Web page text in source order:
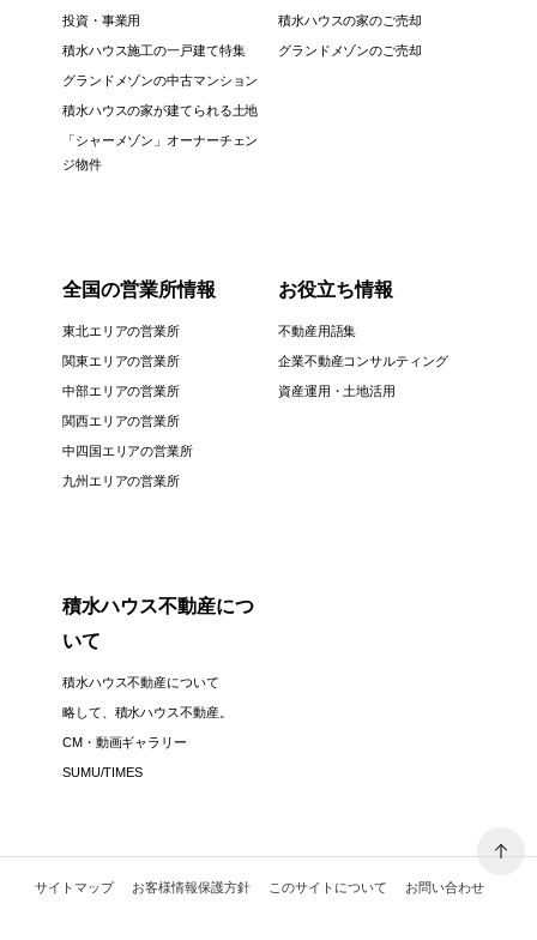
投資・事業用
積水ハウス施工の一戸建て特集
グランドメゾンの中古マンション
積水ハウスの家が建てられる土地
「シャーメゾン」オーナーチェン
ジ物件
積水ハウスの家のご売却
グランドメゾンのご売却
全国の営業所情報
東北エリアの営業所
関東エリアの営業所
中部エリアの営業所
関西エリアの営業所
中四国エリアの営業所
九州エリアの営業所
お役立ち情報
不動産用語集
企業不動産コンサルティング
資産運用・土地活用
積水ハウス不動産につ
いて
積水ハウス不動産について
略して、積水ハウス不動産。
CM・動画ギャラリー
SUMU/TIMES
サイトマップ お客様情報保護方針 このサイトについて お問い合わせ